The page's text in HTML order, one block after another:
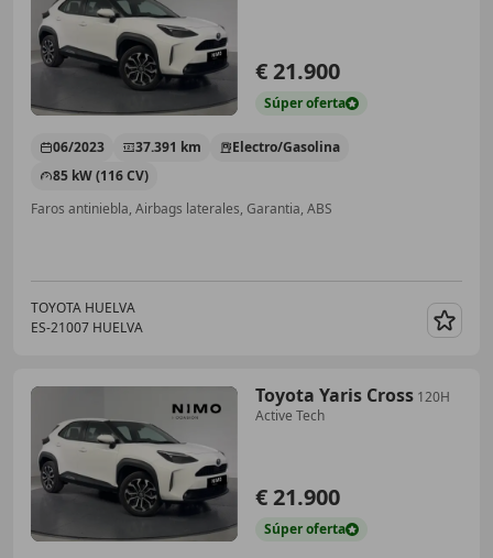
€ 21.900
Súperoferta
06/2023 37.391 km
Electro/Gasolina
85 kW (116 CV)
Faros antiniebla, Airbags laterales, Garantia, ABS
TOYOTA HUELVA
ES-21007 HUELVA
Toyota Yaris Cross 120H
Active Tech
€ 21.900
Súperoferta